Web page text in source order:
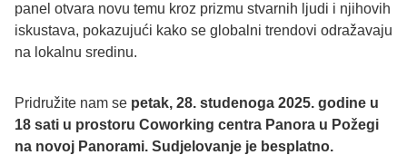
panel otvara novu temu kroz prizmu stvarnih ljudi i njihovih
iskustava, pokazujući kako se globalni trendovi odražavaju
na lokalnu sredinu.
Pridružite nam se petak, 28. studenoga 2025. godine u
18 sati u prostoru Coworking centra Panora u Požegi
na novoj Panorami. Sudjelovanje je besplatno.